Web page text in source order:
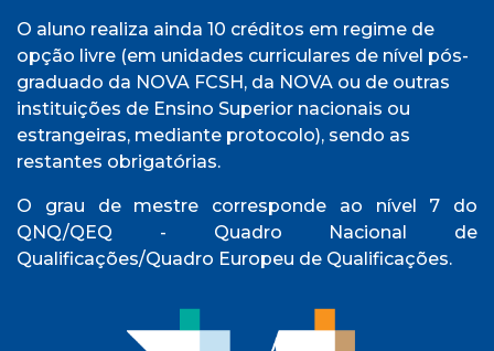
O aluno realiza ainda 10 créditos em regime de
opção livre (em unidades curriculares de nível pós-
graduado da NOVA FCSH, da NOVA ou de outras
instituições de Ensino Superior nacionais ou
estrangeiras, mediante protocolo), sendo as
restantes obrigatórias.
O grau de mestre corresponde ao nível 7 do
QNQ/QEQ - Quadro Nacional de
Qualificações/Quadro Europeu de Qualificações.